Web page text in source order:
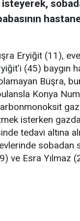
isteyerek,
Eryiğit (11), eve
(45) baygın
Büşra,
Konya
isterken
tedavi altına
sobadan
ve Esra Yılmaz